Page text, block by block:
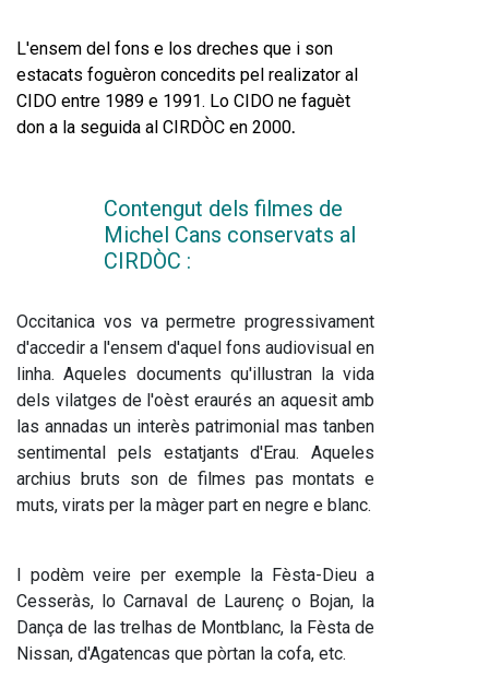
L'ensem del fons e los dreches que i son
estacats foguèron concedits pel realizator al
CIDO entre 1989 e 1991. Lo CIDO ne faguèt
don a la seguida al CIRDÒC en 2000.
Contengut dels filmes de
Michel Cans conservats al
CIRDÒC :
Occitanica vos va permetre progressivament
d'accedir a l'ensem d'aquel fons audiovisual en
linha. Aqueles documents qu'illustran la vida
dels vilatges de l'oèst eraurés an aquesit amb
las annadas un interès patrimonial mas tanben
sentimental pels estatjants d'Erau. Aqueles
archius bruts son de filmes pas montats e
muts, virats per la màger part en negre e blanc.
I podèm veire per exemple la Fèsta-Dieu a
Cesseràs, lo Carnaval de Laurenç o Bojan, la
Dança de las trelhas de Montblanc, la Fèsta de
Nissan, d'Agatencas que pòrtan la cofa, etc.